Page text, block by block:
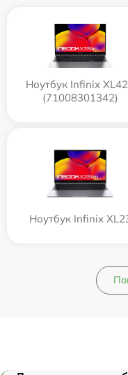
Ноутбук Infinix
(71008301342)
Ноутбук Infinix